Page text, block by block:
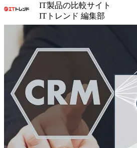
IT製品の比較サイト
ITトレンド 編集部